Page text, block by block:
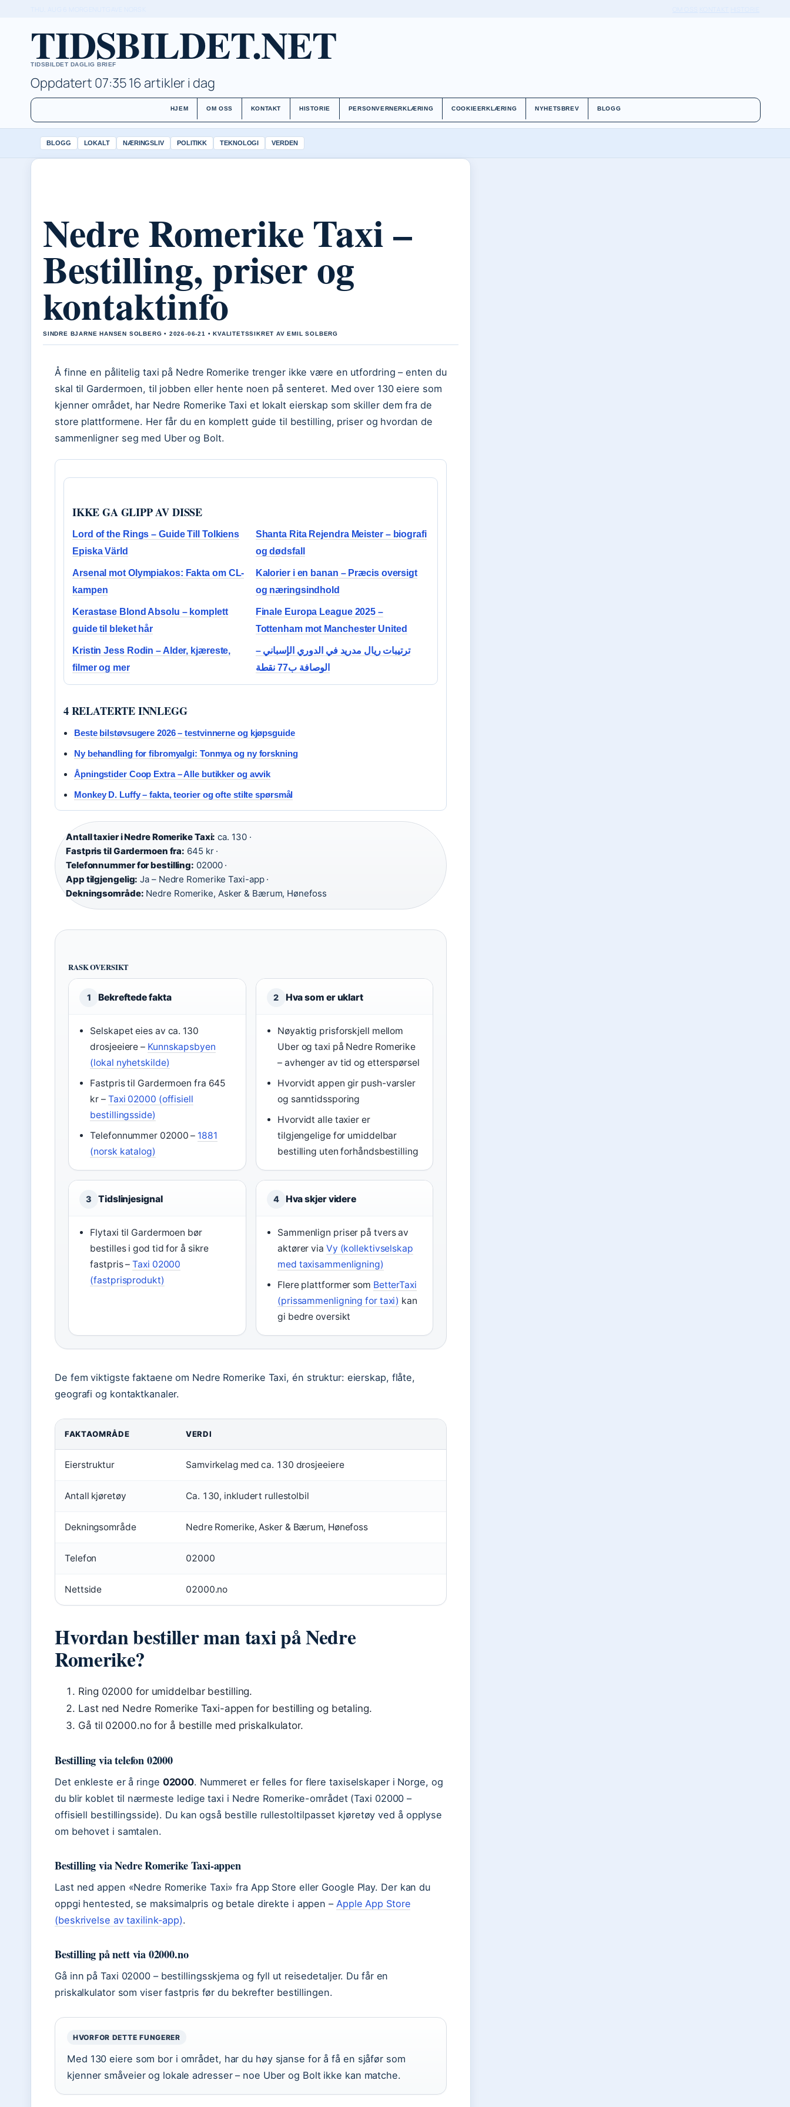
TIDSBILDET.NET
TIDSBILDET DAGLIG BRIEF
Oppdatert 07:3516 artikler i dag
HJEM OM OSS KONTAKT HISTORIE PERSONVERNERKLÆRING COOKIEERKLÆRING NYHETSBREV BLOGG
BLOGG LOKALT NÆRINGSLIV POLITIKK TEKNOLOGI VERDEN
Nedre Romerike Taxi –
Bestilling, priser og
kontaktinfo
SINDRE BJARNE HANSEN SOLBERG • 2026-06-21 • KVALITETSSIKRET AV EMIL SOLBERG
Å finne en pålitelig taxi på Nedre Romerike trenger ikke være en utfordring – enten du
skal til Gardermoen, til jobben eller hente noen på senteret. Med over 130 eiere som
kjenner området, har Nedre Romerike Taxi et lokalt eierskap som skiller dem fra de
store plattformene. Her får du en komplett guide til bestilling, priser og hvordan de
sammenligner seg med Uber og Bolt.
IKKE GA GLIPP AV DISSE
Lord of the Rings – Guide Till Tolkiens
Episka Värld
Shanta Rita Rejendra Meister – biografi
og dødsfall
Arsenal mot Olympiakos: Fakta om CL-
kampen
Kalorier i en banan – Præcis oversigt
og næringsindhold
Kerastase Blond Absolu – komplett
guide til bleket hår
Finale Europa League 2025 –
Tottenham mot Manchester United
Kristin Jess Rodin – Alder, kjæreste,
filmer og mer
ترتيبات ريال مدريد في الدوري الإسباني –
الوصافة ب77 نقطة
4 RELATERTE INNLEGG
Beste bilstøvsugere 2026 – testvinnerne og kjøpsguide
Ny behandling for fibromyalgi: Tonmya og ny forskning
Åpningstider Coop Extra – Alle butikker og avvik
Monkey D. Luffy – fakta, teorier og ofte stilte spørsmål
Antall taxier i Nedre Romerike Taxi: ca. 130 ·
Fastpris til Gardermoen fra: 645 kr ·
Telefonnummer for bestilling: 02000 ·
App tilgjengelig: Ja – Nedre Romerike Taxi-app ·
Dekningsområde: Nedre Romerike, Asker & Bærum, Hønefoss
RASK OVERSIKT
1 Bekreftede fakta
Selskapet eies av ca. 130
drosjeeiere – Kunnskapsbyen
(lokal nyhetskilde)
Fastpris til Gardermoen fra 645
kr – Taxi 02000 (offisiell
bestillingsside)
Telefonnummer 02000 – 1881
(norsk katalog)
2 Hva som er uklart
Nøyaktig prisforskjell mellom
Uber og taxi på Nedre Romerike
– avhenger av tid og etterspørsel
Hvorvidt appen gir push-varsler
og sanntidssporing
Hvorvidt alle taxier er
tilgjengelige for umiddelbar
bestilling uten forhåndsbestilling
3 Tidslinjesignal
Flytaxi til Gardermoen bør
bestilles i god tid for å sikre
fastpris –Taxi 02000
(fastprisprodukt)
4 Hva skjer videre
Sammenlign priser på tvers av
aktører via Vy (kollektivselskap
med taxisammenligning)
Flere plattformer som BetterTaxi
(prissammenligning for taxi) kan
gi bedre oversikt
De fem viktigste faktaene om Nedre Romerike Taxi, én struktur: eierskap, flåte,
geografi og kontaktkanaler.
FAKTAOMRÅDE VERDI
Eierstruktur Samvirkelag med ca. 130 drosjeeiere
Antall kjøretøy Ca. 130, inkludert rullestolbil
Dekningsområde Nedre Romerike, Asker & Bærum, Hønefoss
Telefon 02000
Nettside 02000.no
Hvordan bestiller man taxi på Nedre
Romerike?
Ring 02000 for umiddelbar bestilling.
Last ned Nedre Romerike Taxi-appen for bestilling og betaling.
Gå til 02000.no for å bestille med priskalkulator.
Bestilling via telefon 02000
Det enkleste er å ringe 02000. Nummeret er felles for flere taxiselskaper i Norge, og
du blir koblet til nærmeste ledige taxi i Nedre Romerike-området (Taxi 02000 –
offisiell bestillingsside). Du kan også bestille rullestoltilpasset kjøretøy ved å opplyse
om behovet i samtalen.
Bestilling via Nedre Romerike Taxi-appen
Last ned appen «Nedre Romerike Taxi» fra App Store eller Google Play. Der kan du
oppgi hentested, se maksimalpris og betale direkte i appen – Apple App Store
(beskrivelse av taxilink-app).
Bestilling på nett via 02000.no
Gå inn på Taxi 02000 – bestillingsskjema og fyll ut reisedetaljer. Du får en
priskalkulator som viser fastpris før du bekrefter bestillingen.
HVORFOR DETTE FUNGERER
Med 130 eiere som bor i området, har du høy sjanse for å få en sjåfør som
kjenner småveier og lokale adresser – noe Uber og Bolt ikke kan matche.